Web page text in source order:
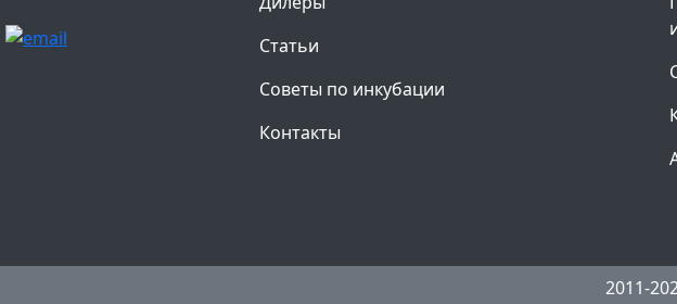
Статьи
Советы по инкубации
Контакты
2011-